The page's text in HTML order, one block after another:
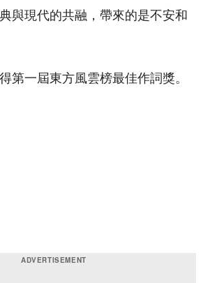
與現代的共融，帶來的是不安和
第一屆東方風雲榜最佳作詞獎。